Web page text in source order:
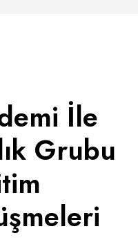
İle
Grubu